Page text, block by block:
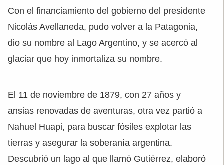
Con el financiamiento del gobierno del presidente
Nicolás Avellaneda, pudo volver a la Patagonia,
dio su nombre al Lago Argentino, y se acercó al
glaciar que hoy inmortaliza su nombre.
El 11 de noviembre de 1879, con 27 años y
ansias renovadas de aventuras, otra vez partió a
Nahuel Huapi, para buscar fósiles explotar las
tierras y asegurar la soberanía argentina.
Descubrió un lago al que llamó Gutiérrez, elaboró